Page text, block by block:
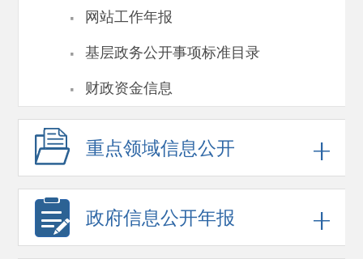
· 网站工作年报
· 基层政务公开事项标准目录
· 财政资金信息
重点领域信息公开
政府信息公开年报